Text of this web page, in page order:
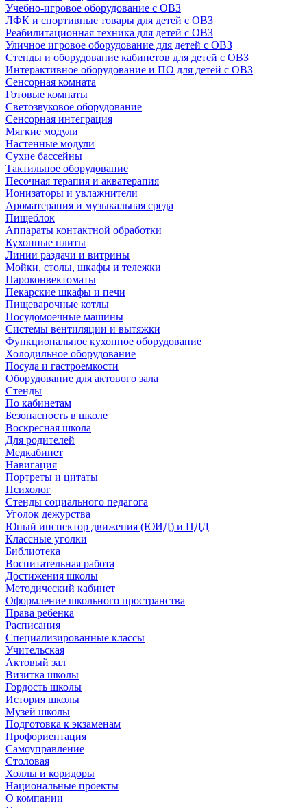
Учебно-игровое оборудование с ОВЗ
ЛФК и спортивные товары для детей с ОВЗ
Реабилитационная техника для детей с ОВЗ
Уличное игровое оборудование для детей с ОВЗ
Стенды и оборудование кабинетов для детей с ОВЗ
Интерактивное оборудование и ПО для детей с ОВЗ
Сенсорная комната
Готовые комнаты
Светозвуковое оборудование
Сенсорная интеграция
Мягкие модули
Настенные модули
Сухие бассейны
Тактильное оборудование
Песочная терапия и акватерапия
Ионизаторы и увлажнители
Ароматерапия и музыкальная среда
Пищеблок
Аппараты контактной обработки
Кухонные плиты
Линии раздачи и витрины
Мойки, столы, шкафы и тележки
Пароконвектоматы
Пекарские шкафы и печи
Пищеварочные котлы
Посудомоечные машины
Системы вентиляции и вытяжки
Функциональное кухонное оборудование
Холодильное оборудование
Посуда и гастроемкости
Оборудование для актового зала
Стенды
По кабинетам
Безопасность в школе
Воскресная школа
Для родителей
Медкабинет
Навигация
Портреты и цитаты
Психолог
Стенды социального педагога
Уголок дежурства
Юный инспектор движения (ЮИД) и ПДД
Классные уголки
Библиотека
Воспитательная работа
Достижения школы
Методический кабинет
Оформление школьного пространства
Права ребенка
Расписания
Специализированные классы
Учительская
Актовый зал
Визитка школы
Гордость школы
История школы
Музей школы
Подготовка к экзаменам
Профориентация
Самоуправление
Столовая
Холлы и коридоры
Национальные проекты
О компании